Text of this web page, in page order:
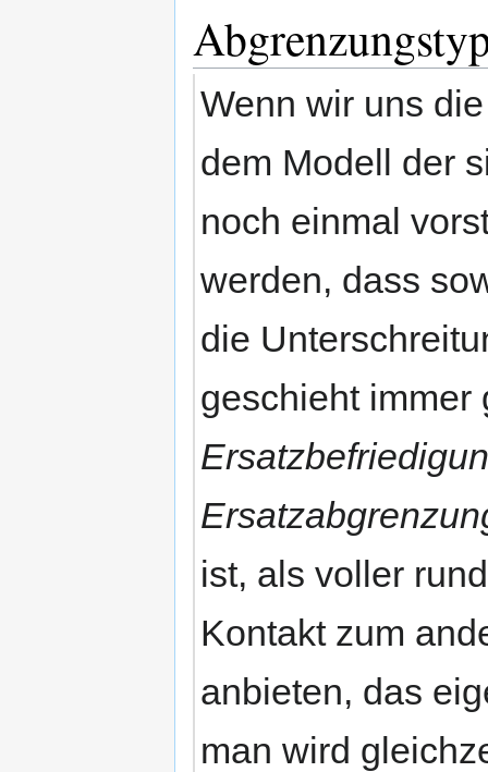
Wenn wir uns
dem Modell der
noch einmal
werden, dass
die
geschieht immer
ist, als voller
Kontakt zum
anbieten, das
man wird